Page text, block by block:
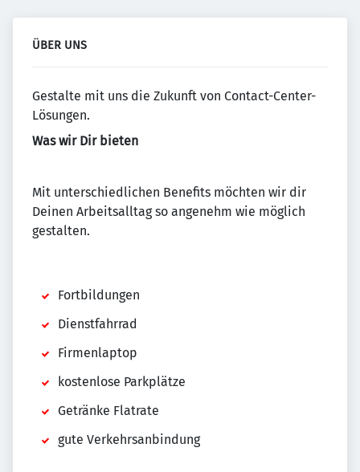
ÜBER UNS
Gestalte mit uns die Zukunft von Contact-Center-
Lösungen.
Was wir Dir bieten
Mit unterschiedlichen Benefits möchten wir dir
Deinen Arbeitsalltag so angenehm wie möglich
gestalten.
Fortbildungen
Dienstfahrrad
Firmenlaptop
kostenlose Parkplätze
Getränke Flatrate
gute Verkehrsanbindung